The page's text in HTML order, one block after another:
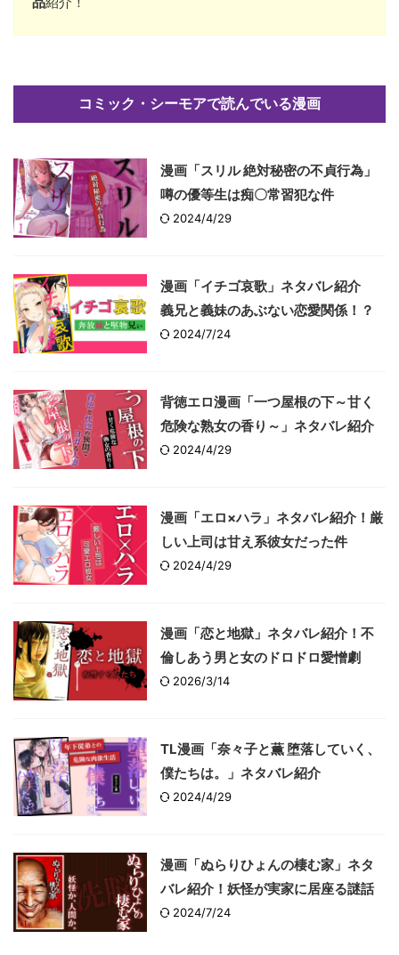
コミック・シーモアで読んでいる漫画
漫画「スリル 絶対秘密の不貞行為」
噂の優等生は痴〇常習犯な件
2024/4/29
漫画「イチゴ哀歌」ネタバレ紹介
義兄と義妹のあぶない恋愛関係！？
2024/7/24
背徳エロ漫画「一つ屋根の下～甘く
危険な熟女の香り～」ネタバレ紹介
2024/4/29
漫画「エロ×ハラ」ネタバレ紹介！厳
しい上司は甘え系彼女だった件
2024/4/29
漫画「恋と地獄」ネタバレ紹介！不
倫しあう男と女のドロドロ愛憎劇
2026/3/14
TL漫画「奈々子と薫 堕落していく、
僕たちは。」ネタバレ紹介
2024/4/29
漫画「ぬらりひょんの棲む家」ネタ
バレ紹介！妖怪が実家に居座る謎話
2024/7/24